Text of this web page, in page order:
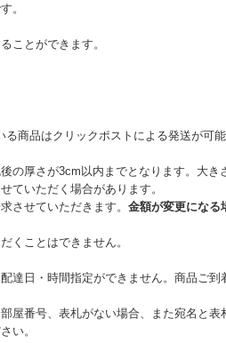
。
ことができます。
商品はクリックポストによる発送が可能
の厚さが3cm以内までとなります。大き
ていただく場合があります。
させていただきます。 金額が変更になる
くことはできません。
達日・時間指定ができません。商品ご
屋番号、表札がない場合、また宛名と
い。